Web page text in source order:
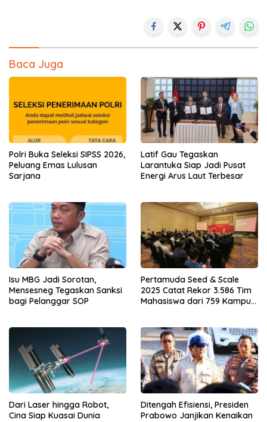
Baca Juga
Polri Buka Seleksi SIPSS 2026,
Peluang Emas Lulusan
Sarjana
Latif Gau Tegaskan
Larantuka Siap Jadi Pusat
Energi Arus Laut Terbesar
Isu MBG Jadi Sorotan,
Mensesneg Tegaskan Sanksi
bagi Pelanggar SOP
Pertamuda Seed & Scale
2025 Catat Rekor 3.586 Tim
Mahasiswa dari 759 Kampus
Dari Laser hingga Robot,
Cina Siap Kuasai Dunia
Ditengah Efisiensi, Presiden
Prabowo Janjikan Kenaikan